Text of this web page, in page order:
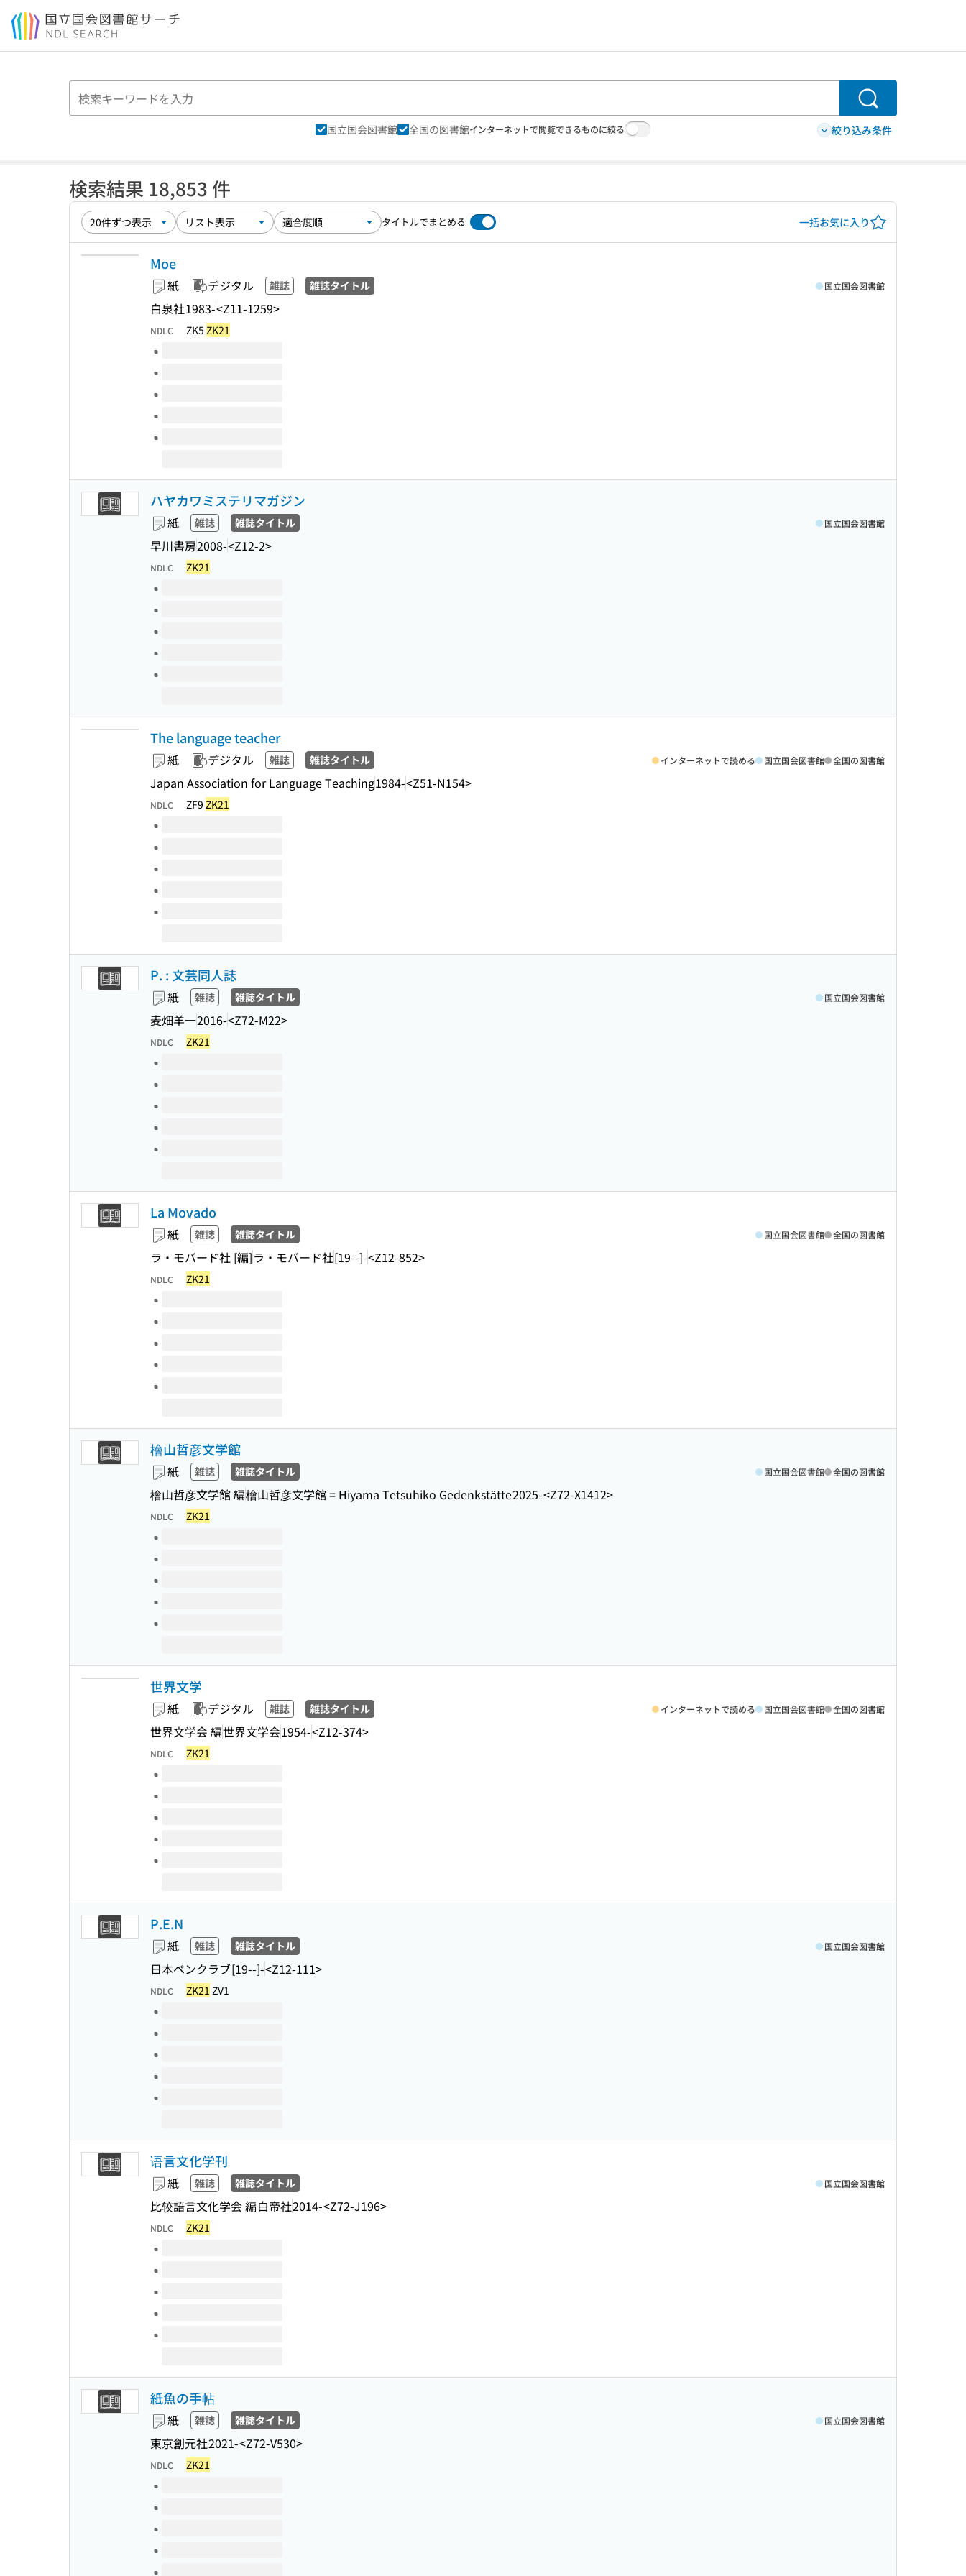
本文へ移動
検索
国立国会図書館 全国の図書館インターネットで閲覧できるものに絞る 絞り込み条件
検索結果 18,853 件
タイトルでまとめる 一括お気に入り
Moe
紙 デジタル 雑誌 雑誌タイトル
白泉社1983-<Z11-1259>
国立国会図書館
NDLC ZK5 ZK21
このタイトルの巻号
ハヤカワミステリマガジン
紙 雑誌 雑誌タイトル
早川書房2008-<Z12-2>
国立国会図書館
NDLC ZK21
このタイトルの巻号
The language teacher
紙 デジタル 雑誌 雑誌タイトル
Japan Association for Language Teaching1984-<Z51-N154>
インターネットで読める 国立国会図書館 全国の図書館
NDLC ZF9 ZK21
このタイトルの巻号
P. : 文芸同人誌
紙 雑誌 雑誌タイトル
麦畑羊一2016-<Z72-M22>
国立国会図書館
NDLC ZK21
このタイトルの巻号
La Movado
紙 雑誌 雑誌タイトル
ラ・モバード社 [編]ラ・モバード社[19--]-<Z12-852>
国立国会図書館 全国の図書館
NDLC ZK21
このタイトルの巻号
檜山哲彦文学館
紙 雑誌 雑誌タイトル
檜山哲彦文学館 編檜山哲彦文学館 = Hiyama Tetsuhiko Gedenkstätte2025-<Z72-X1412>
国立国会図書館 全国の図書館
NDLC ZK21
このタイトルの巻号
世界文学
紙 デジタル 雑誌 雑誌タイトル
世界文学会 編世界文学会1954-<Z12-374>
インターネットで読める 国立国会図書館 全国の図書館
NDLC ZK21
このタイトルの巻号
P.E.N
紙 雑誌 雑誌タイトル
日本ペンクラブ[19--]-<Z12-111>
国立国会図書館
NDLC ZK21 ZV1
このタイトルの巻号
语言文化学刊
紙 雑誌 雑誌タイトル
比较語言文化学会 編白帝社2014-<Z72-J196>
国立国会図書館
NDLC ZK21
このタイトルの巻号
紙魚の手帖
紙 雑誌 雑誌タイトル
東京創元社2021-<Z72-V530>
国立国会図書館
NDLC ZK21
このタイトルの巻号